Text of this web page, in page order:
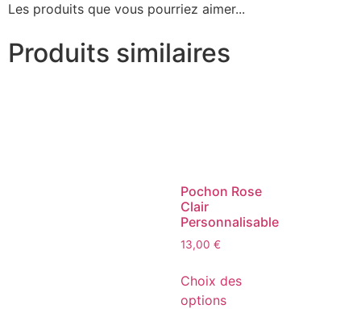
Les produits que vous pourriez aimer...
Produits similaires
Pochon Rose
Clair
Personnalisable
13,00 €
Choix des
options